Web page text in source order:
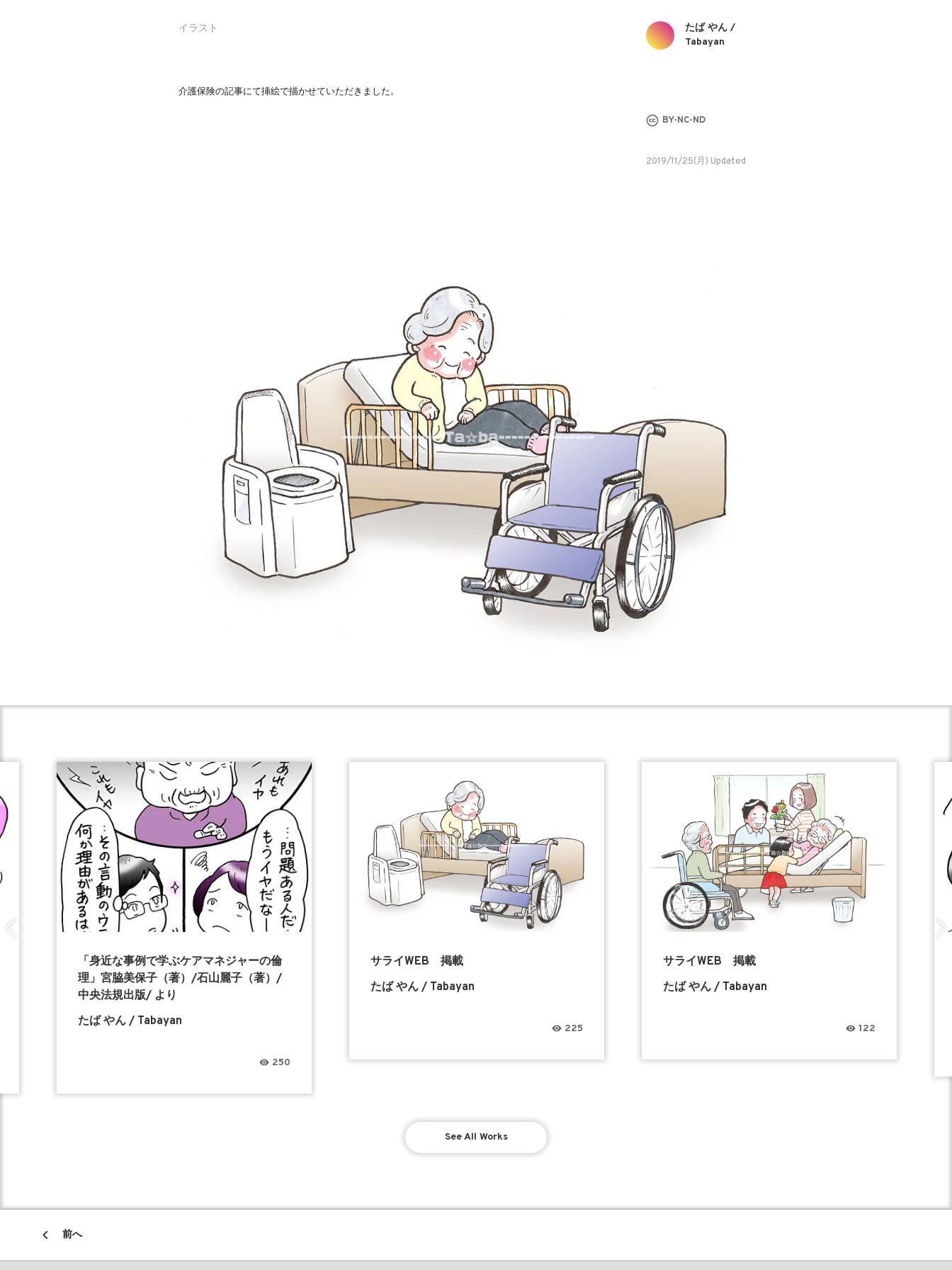
イラスト
たば やん /
Tabayan
介護保険の記事にて挿絵で描かせていただきました。
BY-NC-ND
2019/11/25(月) Updated
「身近な事例で学ぶケアマネジャーの倫
理」宮脇美保子（著）/石山麗子（著）/
中央法規出版/ より
たば やん / Tabayan
250
サライWEB 掲載
たば やん / Tabayan
225
サライWEB 掲載
たば やん / Tabayan
122
See All Works
前へ